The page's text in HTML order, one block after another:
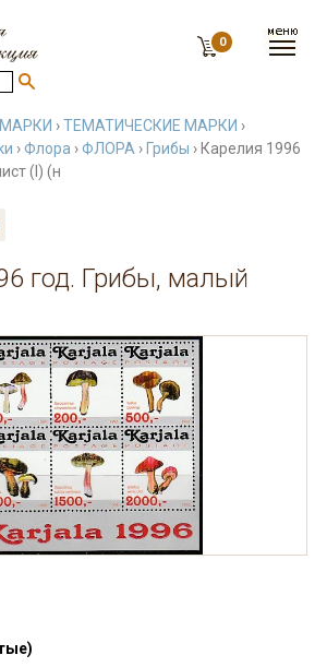
0
МАРКИ ›ТЕМАТИЧЕСКИЕ МАРКИ ›
›Флора ›ФЛОРА › Грибы › Карелия 1996
(I) (н
год. Грибы, малый